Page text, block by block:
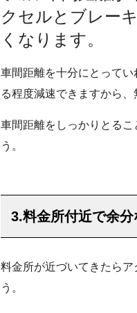
クセルとブレー
くなります。
車間距離を十分にとって
る程度減速できますから、
車間距離をしっかりとる
う。
3.料金所付近で余
料金所が近づいてきたら
う。